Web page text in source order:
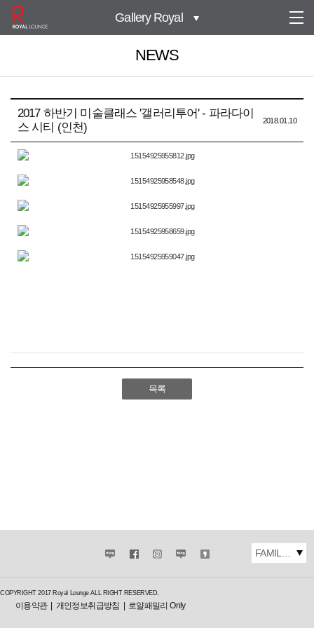
Gallery Royal
NEWS
2017 하반기 미술클래스 '갤러리투어' - 파라다이
스 시티 (인천)
2018.01.10
목록
COPYRIGHT 2017 Royal Lounge ALL RIGHT RESERVED.
이용약관 개인정보취급방침 로얄패밀리 Only